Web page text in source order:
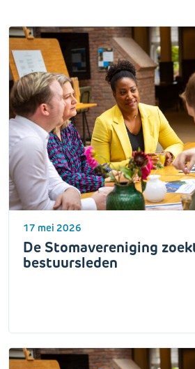
17 mei 2026
De Stomavereniging
bestuursleden